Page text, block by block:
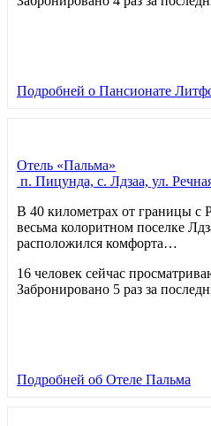
Подробней о Пансионате
Отель «Пальма»
п. Пицунда, с. Лдзаа, ул.
В 40 километрах от границы с
весьма колоритном поселке
расположился комфорта…
16 человек сейчас
Забронировано 5 раз за
Подробней об Отеле Пальма